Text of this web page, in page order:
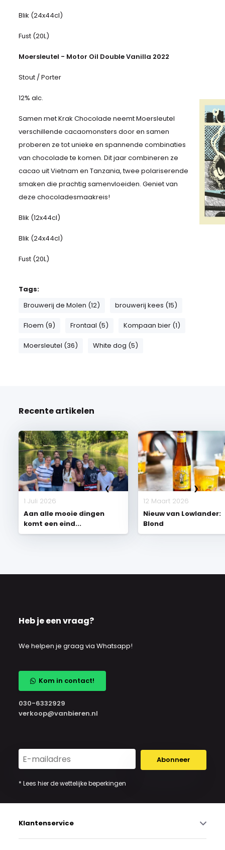
Blik (24x44cl)
Fust (20L)
Moersleutel - Motor Oil Double Vanilla 2022
Stout / Porter
12% alc.
Samen met Krak Chocolade neemt Moersleutel
verschillende cacaomonsters door en samen
proberen ze tot unieke en spannende combinaties
van chocolade te komen. Dit jaar combineren ze
cacao uit Vietnam en Tanzania, twee polariserende
smaken die prachtig samenvloeiden. Geniet van
deze chocoladesmaakreis!
Blik (12x44cl)
Blik (24x44cl)
Fust (20L)
Tags:
Brouwerij de Molen (12)
brouwerij kees (15)
Floem (9) Frontaal (5) Kompaan bier (1)
Moersleutel (36) White dog (5)
Recente artikelen
1 Juli 2026
Aan alle mooie dingen
komt een eind...
12 Maart 2026
Nieuw van Lowlander:
Blond
Heb je een vraag?
We helpen je graag via Whatsapp!
Kom in contact!
030-6332929
verkoop@vanbieren.nl
Abonneer
* Lees hier de wettelijke beperkingen
Klantenservice